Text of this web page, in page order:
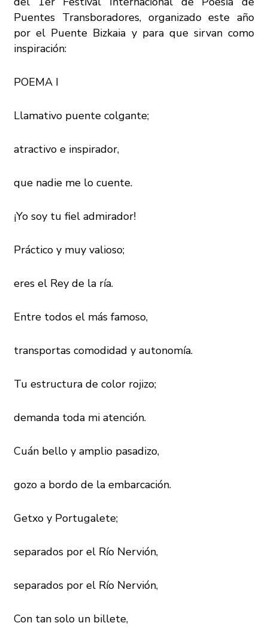
Puentes Transboradores, organizado este año
por el Puente Bizkaia y para que sirvan como
inspiración:
POEMA I
Llamativo puente colgante;
atractivo e inspirador,
que nadie me lo cuente.
¡Yo soy tu fiel admirador!
Práctico y muy valioso;
eres el Rey de la ría.
Entre todos el más famoso,
transportas comodidad y autonomía.
Tu estructura de color rojizo;
demanda toda mi atención.
Cuán bello y amplio pasadizo,
gozo a bordo de la embarcación.
Getxo y Portugalete;
separados por el Río Nervión,
separados por el Río Nervión,
Con tan solo un billete,